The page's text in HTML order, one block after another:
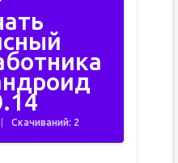
Скачиваний: 2